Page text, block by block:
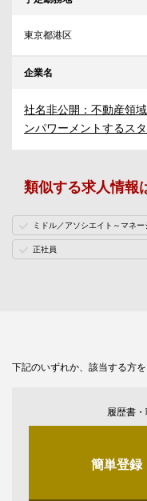
東京都港区
企業名
社名非公開：不動産領
ンパワーメントするス
類似する求人情報
ミドル／アソシエイト～マネー
正社員
下記のいずれか、該当する方を
履歴書
簡単登録